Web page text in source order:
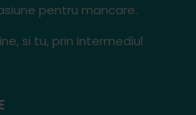
pentru mancare.
si tu, prin intermediul